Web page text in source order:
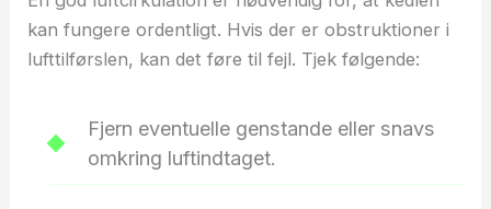
kan fungere ordentligt. Hvis der er obstruktioner i
lufttilførslen, kan det føre til fejl. Tjek følgende:
Fjern eventuelle genstande eller snavs
omkring luftindtaget.